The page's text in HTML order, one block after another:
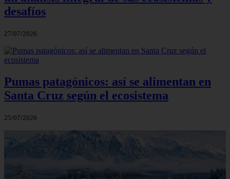
desafíos
27/07/2026
Pumas patagónicos: así se alimentan en
Santa Cruz según el ecosistema
25/07/2026